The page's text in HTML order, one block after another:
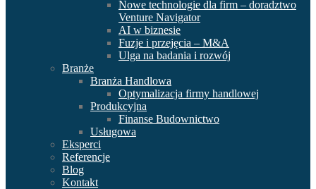
Nowe technologie dla firm – doradztwo
Venture Navigator
AI w biznesie
Fuzje i przejęcia – M&A
Ulga na badania i rozwój
Branże
Branża Handlowa
Optymalizacja firmy handlowej
Produkcyjna
Finanse Budownictwo
Usługowa
Eksperci
Referencje
Blog
Kontakt